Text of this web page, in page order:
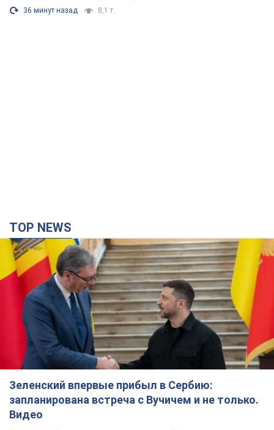
36 минут назад 8,1 т.
TOP NEWS
Зеленский впервые прибыл в Сербию:
запланирована встреча с Вучичем и не только.
Видео